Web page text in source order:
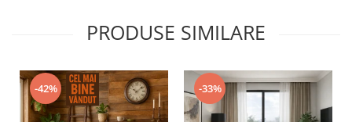
PRODUSE SIMILARE
-42% -33%